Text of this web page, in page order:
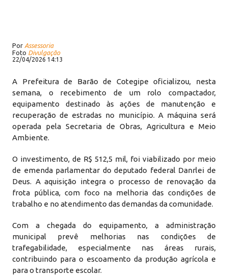
Por Assessoria
Foto Divulgação
22/04/2026 14:13
A Prefeitura de Barão de Cotegipe oficializou, nesta
semana, o recebimento de um rolo compactador,
equipamento destinado às ações de manutenção e
recuperação de estradas no município. A máquina será
operada pela Secretaria de Obras, Agricultura e Meio
Ambiente.
O investimento, de R$ 512,5 mil, foi viabilizado por meio
de emenda parlamentar do deputado federal Danrlei de
Deus. A aquisição integra o processo de renovação da
frota pública, com foco na melhoria das condições de
trabalho e no atendimento das demandas da comunidade.
Com a chegada do equipamento, a administração
municipal prevê melhorias nas condições de
trafegabilidade, especialmente nas áreas rurais,
contribuindo para o escoamento da produção agrícola e
para o transporte escolar.